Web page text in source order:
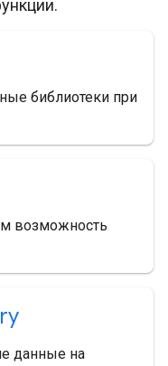
библиотеки при
возможность
данные на